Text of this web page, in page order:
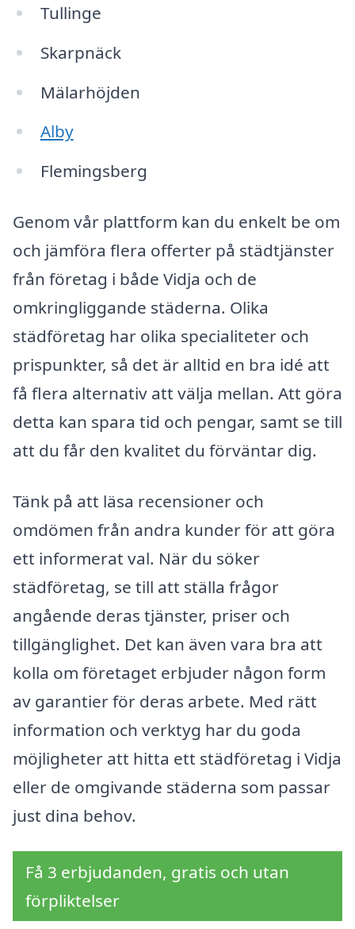
Tullinge
Skarpnäck
Mälarhöjden
Alby
Flemingsberg
Genom vår plattform kan du enkelt be om
och jämföra flera offerter på städtjänster
från företag i både Vidja och de
omkringliggande städerna. Olika
städföretag har olika specialiteter och
prispunkter, så det är alltid en bra idé att
få flera alternativ att välja mellan. Att göra
detta kan spara tid och pengar, samt se till
att du får den kvalitet du förväntar dig.
Tänk på att läsa recensioner och
omdömen från andra kunder för att göra
ett informerat val. När du söker
städföretag, se till att ställa frågor
angående deras tjänster, priser och
tillgänglighet. Det kan även vara bra att
kolla om företaget erbjuder någon form
av garantier för deras arbete. Med rätt
information och verktyg har du goda
möjligheter att hitta ett städföretag i Vidja
eller de omgivande städerna som passar
just dina behov.
Få 3 erbjudanden, gratis och utan
förpliktelser